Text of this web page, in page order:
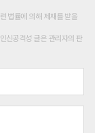
법률에 의해 제재를 받을
신공격성 글은 관리자의 판